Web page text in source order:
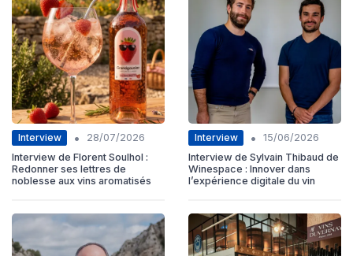
Interview •
28/07/2026
Interview de Florent Soulhol :
Redonner ses lettres de
noblesse aux vins aromatisés
Interview •
15/06/2026
Interview de Sylvain Thibaud de
Winespace : Innover dans
l’expérience digitale du vin